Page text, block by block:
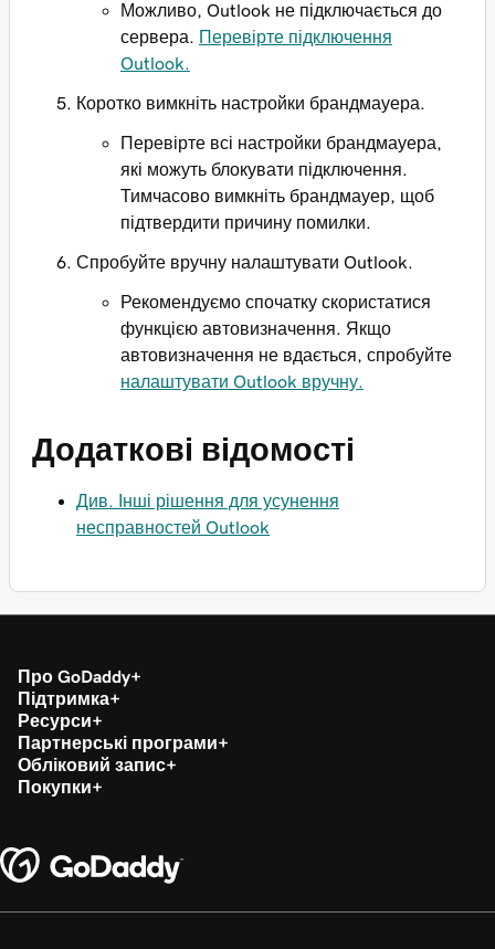
Можливо, Outlook не підключається до
сервера.
Перевірте підключення
Outlook.
Коротко вимкніть настройки брандмауера.
Перевірте всі настройки брандмауера,
які можуть блокувати підключення.
Тимчасово вимкніть брандмауер, щоб
підтвердити причину помилки.
Спробуйте вручну налаштувати Outlook.
Рекомендуємо спочатку скористатися
функцією автовизначення. Якщо
автовизначення не вдається, спробуйте
налаштувати Outlook вручну.
Додаткові відомості
Див. Інші рішення для усунення
несправностей Outlook
Про GoDaddy
Підтримка
Ресурси
Партнерські програми
Обліковий запис
Покупки